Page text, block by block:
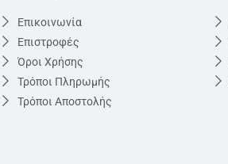
Επικοινωνία
Επιστροφές
Όροι Χρήσης
Τρόποι Πληρωμής
Τρόποι Αποστολής